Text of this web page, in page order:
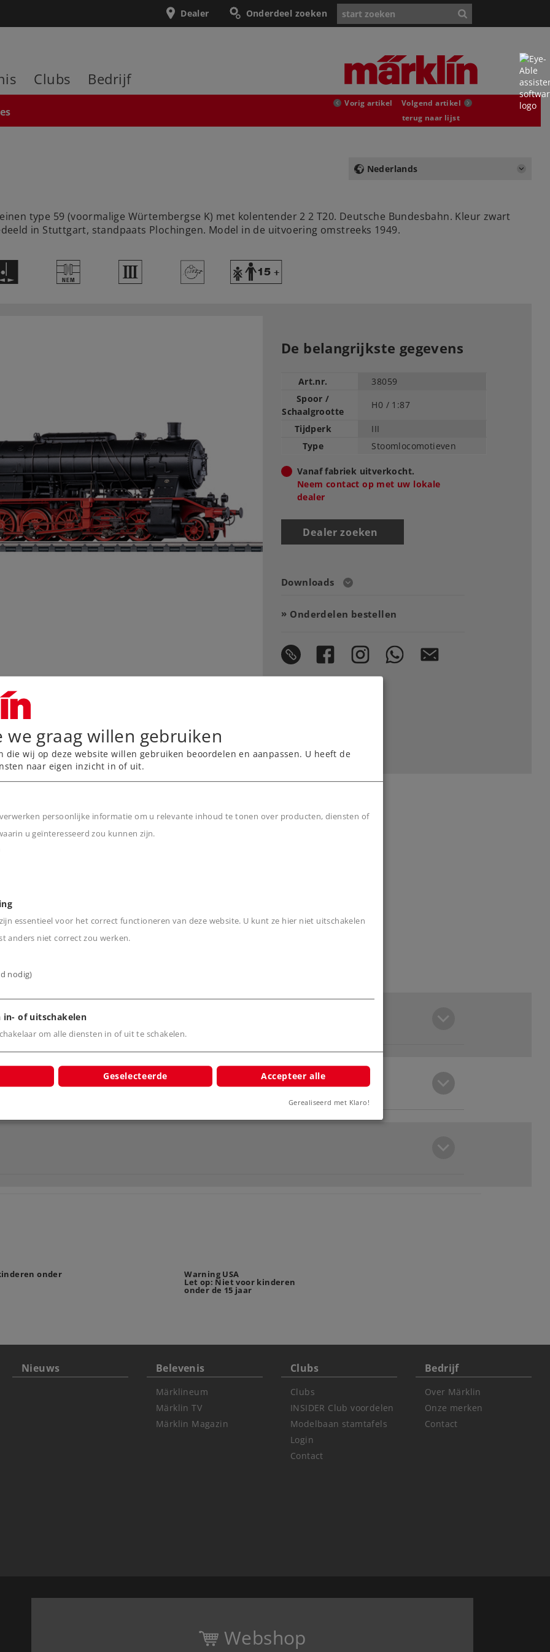
Onderdeel zoeken
Dealer
Clubs Bedrijf
Vorig artikel
Volgend artikel
terug naar lijst
Nederlands
type 59 (voormalige Würtembergse K) met kolentender 2 2 T20. Deutsche Bundesbahn. Kleur zwart
in Stuttgart, standpaats Plochingen. Model in de uitvoering omstreeks 1949.
U 3 > Y
De belangrijkste gegevens
Art.nr.
38059
Spoor /
Schaalgrootte
H0 / 1:87
Tijdperk
III
Type
Stoomlocomotieven
Vanaf fabriek uitverkocht.
Neem contact op met uw lokale
dealer
Dealer zoeken
Downloads
Onderdelen bestellen
Geislinger Steige'.
Esslingen voor de
van metaal.
licht- en
7226.
van korte
onder Warning USA
Let op: Niet voor kinderen
onder de 15 jaar
Nieuws Belevenis
Märklineum
Märklin TV
Märklin Magazin
Clubs
Clubs
INSIDER Club voordelen
Modelbaan stamtafels
Login
Contact
Bedrijf
Over Märklin
Onze merken
Contact
Webshop
we graag willen gebruiken
die wij op deze website willen gebruiken beoordelen en aanpassen. U heeft de
naar eigen inzicht in of uit.
persoonlijke informatie om u relevante inhoud te tonen over producten, diensten of
u geïnteresseerd zou kunnen zijn.
essentieel voor het correct functioneren van deze website. U kunt ze hier niet uitschakelen
anders niet correct zou werken.
nodig)
in- of uitschakelen
om alle diensten in of uit te schakelen.
Geselecteerde Accepteer alle
Gerealiseerd met Klaro!